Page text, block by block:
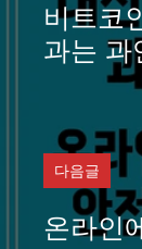
비트코
과는 과
다음글
온라인